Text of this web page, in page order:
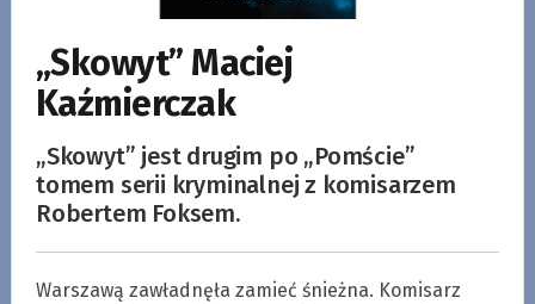
„Skowyt” Maciej
Kaźmierczak
„Skowyt” jest drugim po „Pomście”
tomem serii kryminalnej z komisarzem
Robertem Foksem.
Warszawą zawładnęła zamieć śnieżna. Komisarz